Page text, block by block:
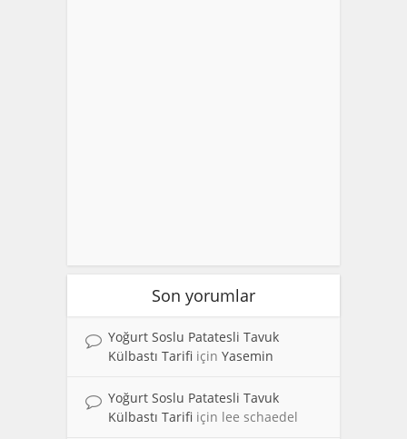
Son yorumlar
Yoğurt Soslu Patatesli Tavuk
Külbastı Tarifi için Yasemin
Yoğurt Soslu Patatesli Tavuk
Külbastı Tarifi için lee schaedel